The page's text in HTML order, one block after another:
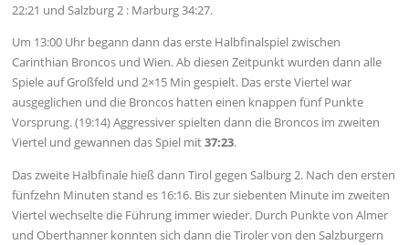
22:21 und Salzburg 2 : Marburg 34:27.
Um 13:00 Uhr begann dann das erste Halbfinalspiel zwischen
Carinthian Broncos und Wien. Ab diesen Zeitpunkt wurden dann alle
Spiele auf Großfeld und 2×15 Min gespielt. Das erste Viertel war
ausgeglichen und die Broncos hatten einen knappen fünf Punkte
Vorsprung. (19:14) Aggressiver spielten dann die Broncos im zweiten
Viertel und gewannen das Spiel mit37:23.
Das zweite Halbfinale hieß dann Tirol gegen Salburg 2. Nach den ersten
fünfzehn Minuten stand es 16:16. Bis zur siebenten Minute im zweiten
Viertel wechselte die Führung immer wieder. Durch Punkte von Almer
und Oberthanner konnten sich dann die Tiroler von den Salzburgern